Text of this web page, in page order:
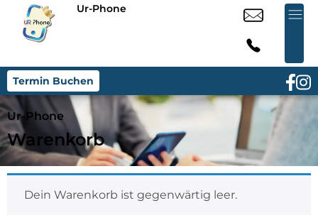
Ur-Phone
Termin Buchen
Ur-Phone
Warenkorb
Dein Warenkorb ist gegenwärtig leer.